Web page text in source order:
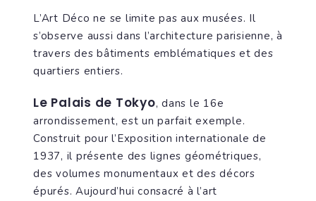
L’Art Déco ne se limite pas aux musées. Il
s’observe aussi dans l’architecture parisienne, à
travers des bâtiments emblématiques et des
quartiers entiers.
Le Palais de Tokyo, dans le 16e
arrondissement, est un parfait exemple.
Construit pour l’Exposition internationale de
1937, il présente des lignes géométriques,
des volumes monumentaux et des décors
épurés. Aujourd’hui consacré à l’art